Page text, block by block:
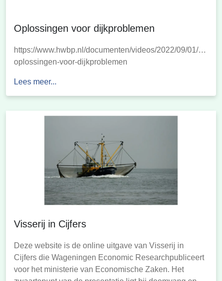
Oplossingen voor dijkproblemen
https://www.hwbp.nl/documenten/videos/2022/09/01/
oplossingen-voor-dijkproblemen
Lees meer...
Visserij in Cijfers
Deze website is de online uitgave van Visserij in
Cijfers die Wageningen Economic Researchpubliceert
voor het ministerie van Economische Zaken. Het